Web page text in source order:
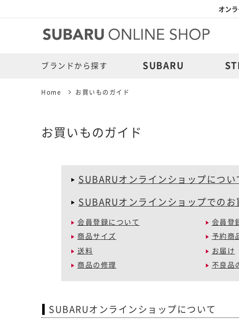
オン
ブランドから探す SUBARU STI
Home お買いものガイド
お買いものガイド
SUBARUオンラインショップについ
SUBARUオンラインショップでのお
会員登録について 会員登
商品サイズ 予約商
送料 お届け
商品の修理 不良品
SUBARUオンラインショップについて